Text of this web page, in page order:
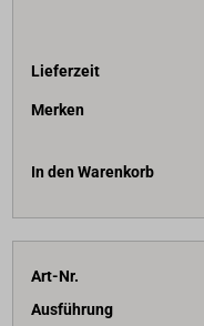
Lieferzeit
Merken
In den Warenkorb
Art-Nr.
Ausführung